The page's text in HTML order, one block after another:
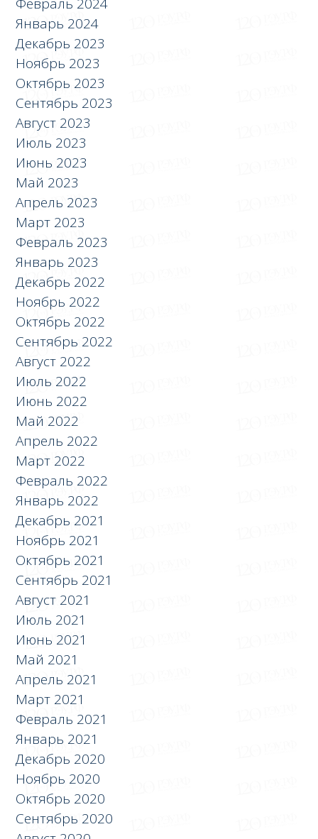
Январь 2024
Декабрь 2023
Ноябрь 2023
Октябрь 2023
Сентябрь 2023
Август 2023
Июль 2023
Июнь 2023
Май 2023
Апрель 2023
Март 2023
Февраль 2023
Январь 2023
Декабрь 2022
Ноябрь 2022
Октябрь 2022
Сентябрь 2022
Август 2022
Июль 2022
Июнь 2022
Май 2022
Апрель 2022
Март 2022
Февраль 2022
Январь 2022
Декабрь 2021
Ноябрь 2021
Октябрь 2021
Сентябрь 2021
Август 2021
Июль 2021
Июнь 2021
Май 2021
Апрель 2021
Март 2021
Февраль 2021
Январь 2021
Декабрь 2020
Ноябрь 2020
Октябрь 2020
Сентябрь 2020